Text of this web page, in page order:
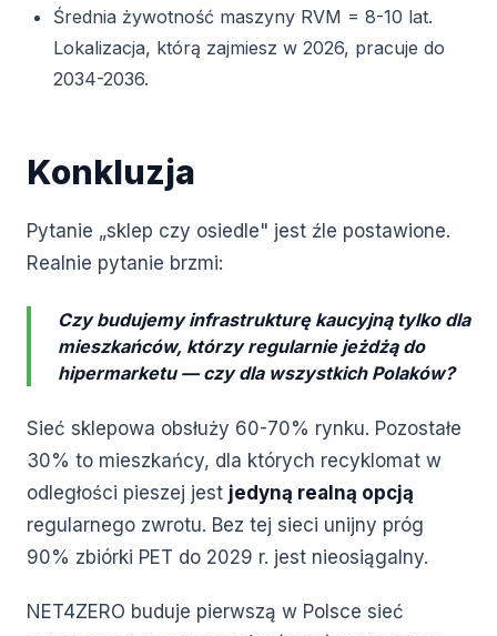
Średnia żywotność maszyny RVM = 8-10 lat.
Lokalizacja, którą zajmiesz w 2026, pracuje do
2034-2036.
Konkluzja
Pytanie „sklep czy osiedle" jest źle postawione.
Realnie pytanie brzmi:
Czy budujemy infrastrukturę kaucyjną tylko dla
mieszkańców, którzy regularnie jeżdżą do
hipermarketu — czy dla wszystkich Polaków?
Sieć sklepowa obsłuży 60-70% rynku. Pozostałe
30% to mieszkańcy, dla których recyklomat w
odległości pieszej jest jedyną realną opcją
regularnego zwrotu. Bez tej sieci unijny próg
90% zbiórki PET do 2029 r. jest nieosiągalny.
NET4ZERO buduje pierwszą w Polsce sieć